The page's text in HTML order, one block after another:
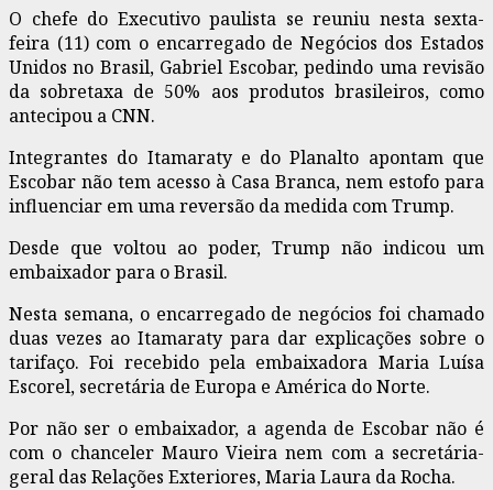
O chefe do Executivo paulista se reuniu nesta sexta-
feira (11) com o encarregado de Negócios dos Estados
Unidos no Brasil, Gabriel Escobar, pedindo uma revisão
da sobretaxa de 50% aos produtos brasileiros, como
antecipou a CNN.
Integrantes do Itamaraty e do Planalto apontam que
Escobar não tem acesso à Casa Branca, nem estofo para
influenciar em uma reversão da medida com Trump.
Desde que voltou ao poder, Trump não indicou um
embaixador para o Brasil.
Nesta semana, o encarregado de negócios foi chamado
duas vezes ao Itamaraty para dar explicações sobre o
tarifaço. Foi recebido pela embaixadora Maria Luísa
Escorel, secretária de Europa e América do Norte.
Por não ser o embaixador, a agenda de Escobar não é
com o chanceler Mauro Vieira nem com a secretária-
geral das Relações Exteriores, Maria Laura da Rocha.